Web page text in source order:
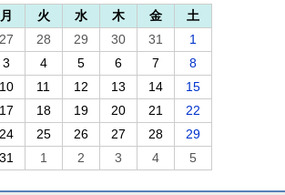
月 火 水 木 金
土
27 28 29 30 31
1
3 4 5 6 7
8
10 11 12 13 14
15
17 18 19 20 21
22
24 25 26 27 28
29
31 1 2 3 4 5